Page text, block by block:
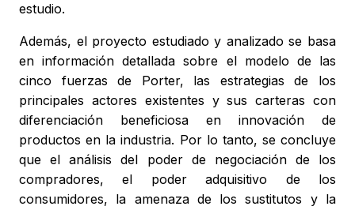
estudio.
Además, el proyecto estudiado y analizado se basa
en información detallada sobre el modelo de las
cinco fuerzas de Porter, las estrategias de los
principales actores existentes y sus carteras con
diferenciación beneficiosa en innovación de
productos en la industria. Por lo tanto, se concluye
que el análisis del poder de negociación de los
compradores, el poder adquisitivo de los
consumidores, la amenaza de los sustitutos y la